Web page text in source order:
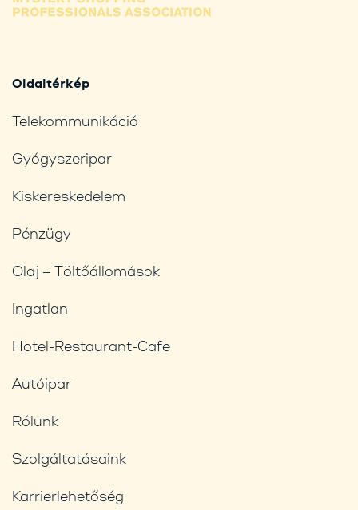
Oldaltérkép
Telekommunikáció
Gyógyszeripar
Kiskereskedelem
Pénzügy
Olaj – Töltőállomások
Ingatlan
Hotel-Restaurant-Cafe
Autóipar
Rólunk
Szolgáltatásaink
Karrierlehetőség